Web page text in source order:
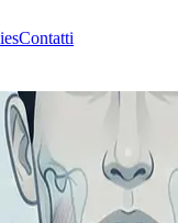
Contatti